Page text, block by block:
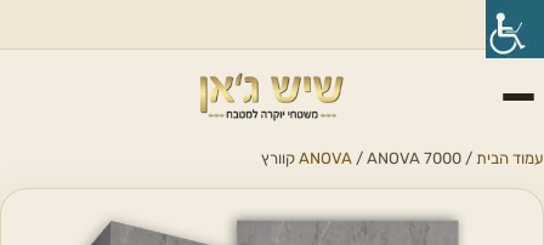
עמוד הבית /
ANOVA / ANOVA 7000 קוורץ